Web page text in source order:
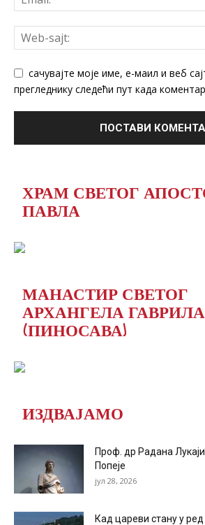
сачувајте моје име, е-маил и веб
прегледнику следећи пут када
ХРАМ СВЕТОГ
ПАВЛА
МАНАСТИР СВЕТОГ
АРХАНГЕЛА ГАВРИЛА
(ПИНОСАВА)
ИЗДВАЈАМО
Проф. др Радана
Попеје
јул 28, 2026
Кад цареви стану у